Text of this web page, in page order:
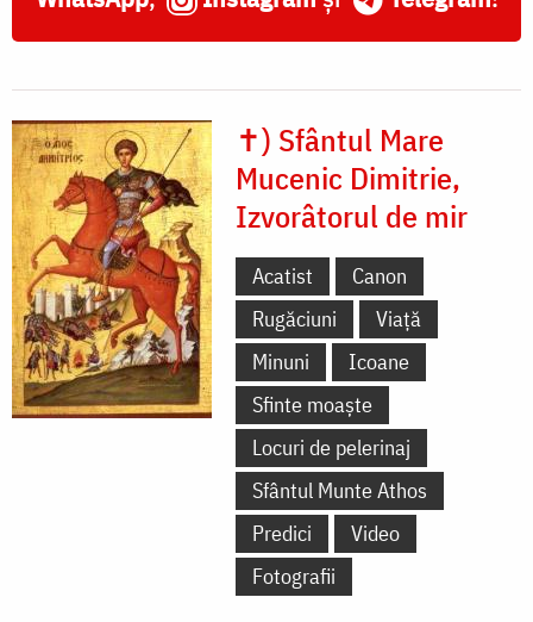
✝) Sfântul Mare
Mucenic Dimitrie,
Izvorâtorul de mir
Acatist
Canon
Rugăciuni
Viață
Minuni
Icoane
Sfinte moaște
Locuri de pelerinaj
Sfântul Munte Athos
Predici
Video
Fotografii